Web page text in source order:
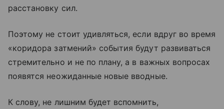
расстановку сил.
Поэтому не стоит удивляться, если вдруг во время
«коридора затмений» события будут развиваться
стремительно и не по плану, а в важных вопросах
появятся неожиданные новые вводные.
К слову, не лишним будет вспомнить,